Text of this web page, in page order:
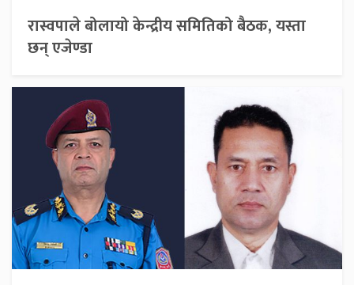
रास्वपाले बोलायो केन्द्रीय समितिको बैठक, यस्ता
छन् एजेण्डा